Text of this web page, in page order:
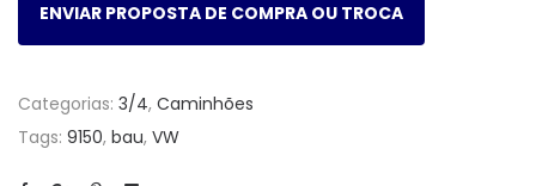
ENVIAR PROPOSTA DE COMPRA OU TROCA
Categorias: 3/4, Caminhões
Tags: 9150, bau, VW